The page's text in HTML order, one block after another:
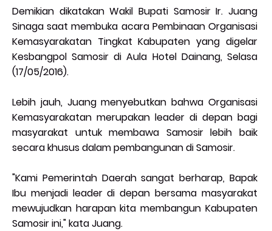
Demikian dikatakan Wakil Bupati Samosir Ir. Juang
Sinaga saat membuka acara Pembinaan Organisasi
Kemasyarakatan Tingkat Kabupaten yang digelar
Kesbangpol Samosir di Aula Hotel Dainang, Selasa
(17/05/2016).
Lebih jauh, Juang menyebutkan bahwa Organisasi
Kemasyarakatan merupakan leader di depan bagi
masyarakat untuk membawa Samosir lebih baik
secara khusus dalam pembangunan di Samosir.
"Kami Pemerintah Daerah sangat berharap, Bapak
Ibu menjadi leader di depan bersama masyarakat
mewujudkan harapan kita membangun Kabupaten
Samosir ini," kata Juang.